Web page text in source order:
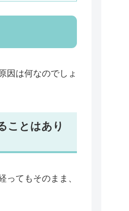
因は何なのでしょ
ことはあり
てもそのまま、